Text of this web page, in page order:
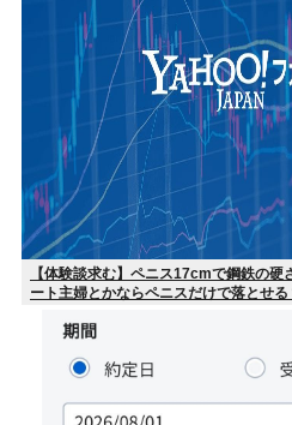
【体験談求む】ペニス17cmで鋼鉄の
ート主婦とかならペニスだけで落とせる